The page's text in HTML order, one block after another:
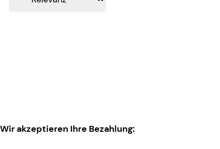
Wir akzeptieren Ihre Bezahlung: